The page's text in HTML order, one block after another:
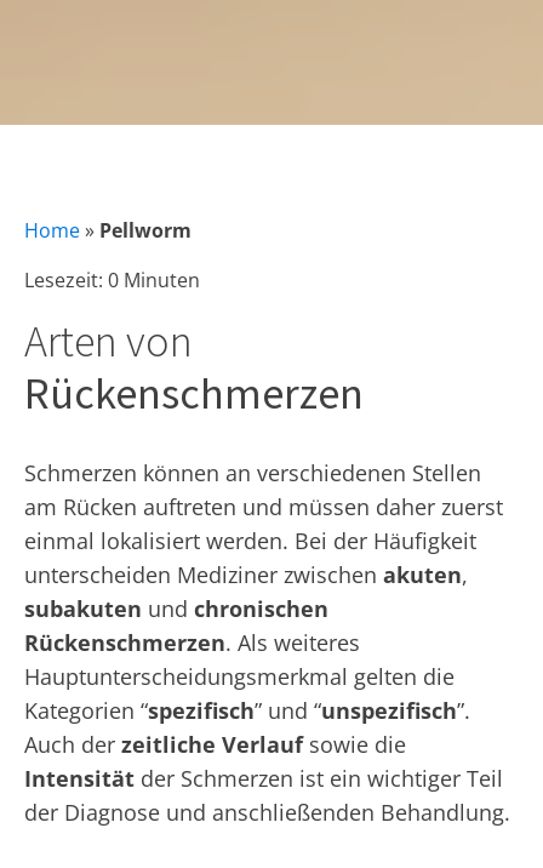
Home» Pellworm
Lesezeit: 0 Minuten
Arten von
Rückenschmerzen
Schmerzen können an verschiedenen Stellen
am Rücken auftreten und müssen daher zuerst
einmal lokalisiert werden. Bei der Häufigkeit
unterscheiden Mediziner zwischen akuten,
subakuten und chronischen
Rückenschmerzen. Als weiteres
Hauptunterscheidungsmerkmal gelten die
Kategorien “spezifisch” und “unspezifisch”.
Auch der zeitliche Verlauf sowie die
Intensität der Schmerzen ist ein wichtiger Teil
der Diagnose und anschließenden Behandlung.